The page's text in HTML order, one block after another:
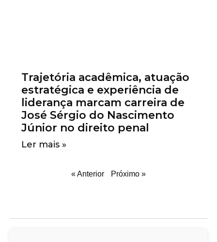
Trajetória acadêmica, atuação
estratégica e experiência de
liderança marcam carreira de
José Sérgio do Nascimento
Júnior no direito penal
Ler mais »
« Anterior Próximo »